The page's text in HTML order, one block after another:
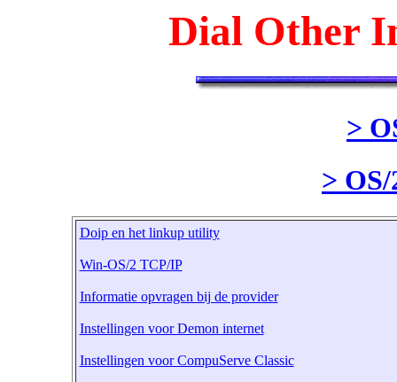
Dial Other
>
>
Doip en het linkup utility
Win-OS/2 TCP/IP
Informatie opvragen bij de provider
Instellingen voor Demon internet
Instellingen voor CompuServe Classic